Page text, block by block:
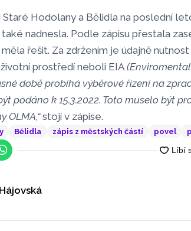
Staré Hodolany a Bělidla na poslední
nadnesla. Podle zápisu přestala
řešit. Za zdržením je údajně
prostředí neboli EIA
době probíhá výběrové řízení na
podáno k 15.3.2022. Toto muselo být
OLMA,“stojí v zápise.
Bělidla zápis z městských částí povel
X